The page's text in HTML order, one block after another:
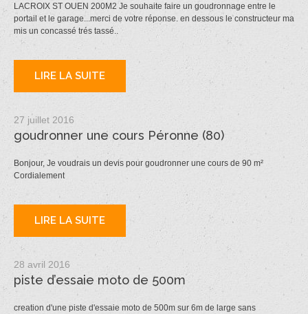
LACROIX ST OUEN 200M2 Je souhaite faire un goudronnage entre le
portail et le garage...merci de votre réponse. en dessous le constructeur ma
mis un concassé trés tassé..
LIRE LA SUITE
27 juillet 2016
goudronner une cours Péronne (80)
Bonjour, Je voudrais un devis pour goudronner une cours de 90 m²
Cordialement
LIRE LA SUITE
28 avril 2016
piste d’essaie moto de 500m
creation d'une piste d'essaie moto de 500m sur 6m de large sans